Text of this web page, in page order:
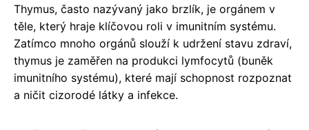
Thymus, často nazývaný jako brzlík, je orgánem v
těle, který hraje klíčovou roli v imunitním systému.
Zatímco mnoho orgánů slouží k udržení stavu zdraví,
thymus je zaměřen na produkci lymfocytů (buněk
imunitního systému), které mají schopnost rozpoznat
a ničit cizorodé látky a infekce.